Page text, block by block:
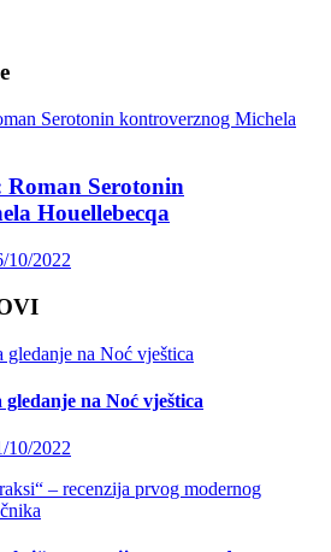
Roman Serotonin
Houellebecqa
10/2022
na Noć vještica
10/2022